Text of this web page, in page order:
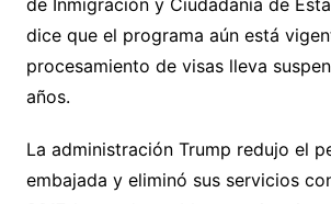
de Inmigración y Ciudadanía de
dice que el programa aún está
procesamiento de visas lleva
años.
La administración Trump redujo el
embajada y eliminó sus servicios